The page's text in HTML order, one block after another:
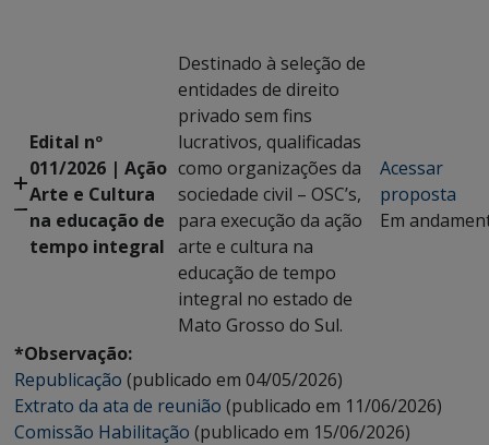
Edital nº
011/2026 | Ação
Arte e Cultura
na educação de
tempo integral
Destinado à seleção de
entidades de direito
privado sem fins
lucrativos, qualificadas
como organizações da
sociedade civil – OSC’s,
para execução da ação
arte e cultura na
educação de tempo
integral no estado de
Mato Grosso do Sul.
Acessar
proposta
Em
*Observação:
Republicação (publicado em 04/05/2026)
Extrato da ata de reunião (publicado em 11/06/2026)
Comissão Habilitação (publicado em 15/06/2026)